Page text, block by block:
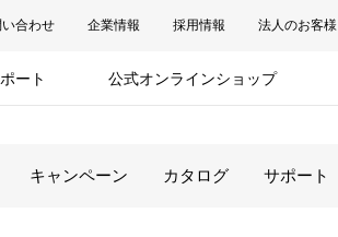
合わせ 企業情報 採用情報 法人のお客様
ート 公式オンラインショップ
キャンペーン カタログ サポート